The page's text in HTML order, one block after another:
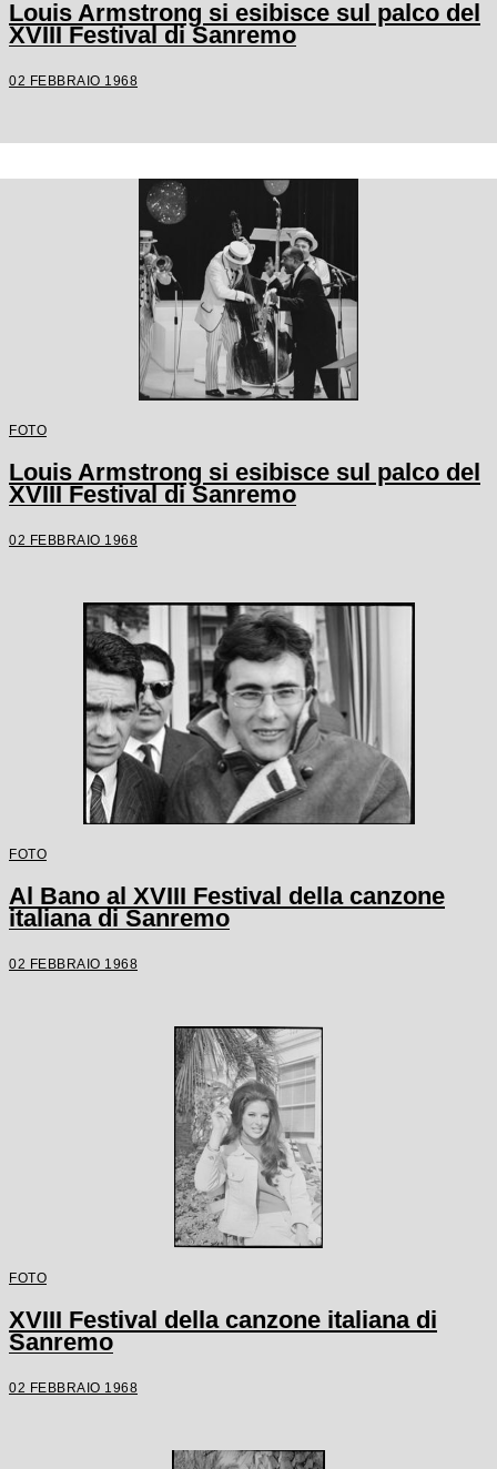
Louis Armstrong si esibisce sul palco del
XVIII Festival di Sanremo
02 FEBBRAIO 1968
FOTO
Louis Armstrong si esibisce sul palco del
XVIII Festival di Sanremo
02 FEBBRAIO 1968
FOTO
Al Bano al XVIII Festival della canzone
italiana di Sanremo
02 FEBBRAIO 1968
FOTO
XVIII Festival della canzone italiana di
Sanremo
02 FEBBRAIO 1968